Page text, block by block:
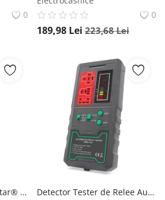
0
0
189,98 Lei 223,68Lei
Valva Inteligenta Techstar® Smart Valve, Conectiune Wireless, Oprire si Pornire Alimentare Conducta Apa/Gaz, Compatibil Tuya , Google Assistant Techstar
Detector Tester de Relee Auto Wireless Techstar® CNBJ-722, pentru 12V/24V , Compatibil cu Relee 4 si 5 Pini, Afisaj Digital, LED Integrat Techstar